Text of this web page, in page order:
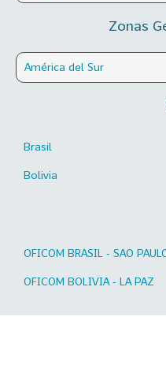
Zonas
América del Sur
Brasil
Bolivia
OFICOM BRASIL - SAO
OFICOM BOLIVIA - LA PAZ